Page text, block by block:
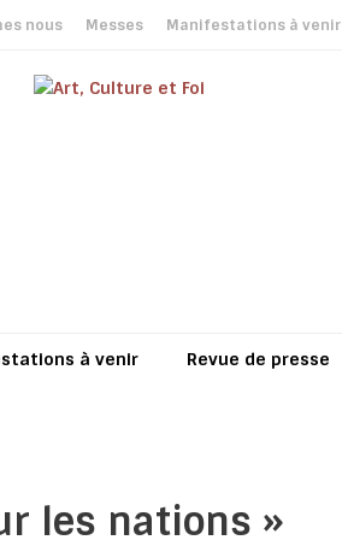
nous Messes Manifestations à venir
à venir Revue de presse
les nations »